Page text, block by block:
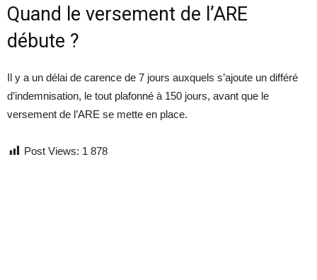
Quand le versement de l’ARE
débute ?
Il y a un délai de carence de 7 jours auxquels s’ajoute un différé
d’indemnisation, le tout plafonné à 150 jours, avant que le
versement de l’ARE se mette en place.
Post Views: 1 878